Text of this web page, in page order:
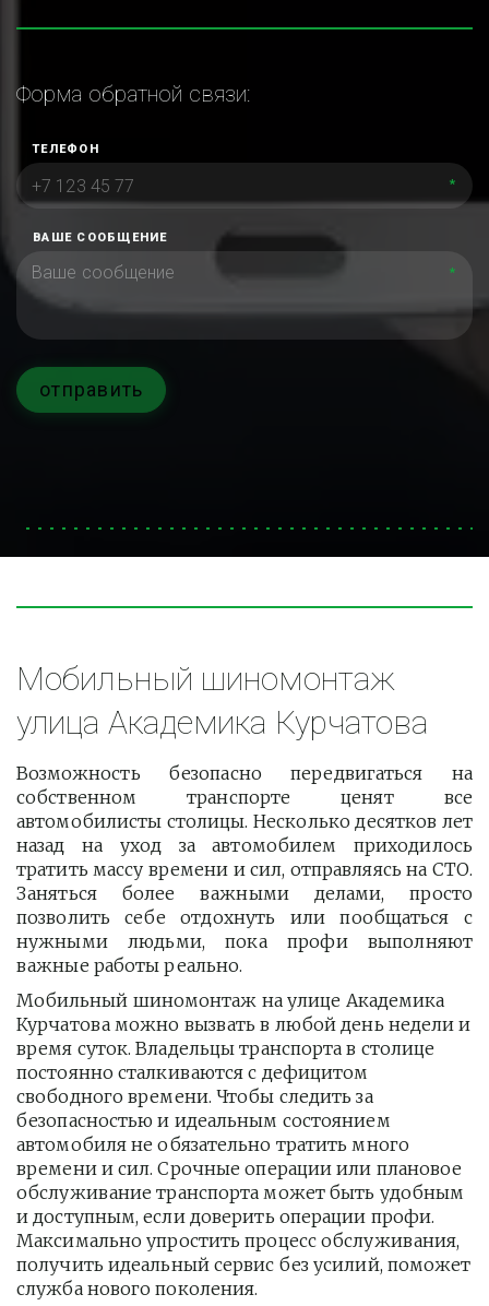
Форма обратной связи:
ТЕЛЕФОН
*
ВАШЕ СООБЩЕНИЕ
*
отправить
Мобильный шиномонтаж
улица Академика Курчатова
Возможность безопасно передвигаться на
собственном транспорте ценят все
автомобилисты столицы. Несколько десятков лет
назад на уход за автомобилем приходилось
тратить массу времени и сил, отправляясь на СТО.
Заняться более важными делами, просто
позволить себе отдохнуть или пообщаться с
нужными людьми, пока профи выполняют
важные работы реально.
Мобильный шиномонтаж на улице Академика
Курчатова можно вызвать в любой день недели и
время суток. Владельцы транспорта в столице
постоянно сталкиваются с дефицитом
свободного времени. Чтобы следить за
безопасностью и идеальным состоянием
автомобиля не обязательно тратить много
времени и сил. Срочные операции или плановое
обслуживание транспорта может быть удобным
и доступным, если доверить операции профи.
Максимально упростить процесс обслуживания,
получить идеальный сервис без усилий, поможет
служба нового поколения.